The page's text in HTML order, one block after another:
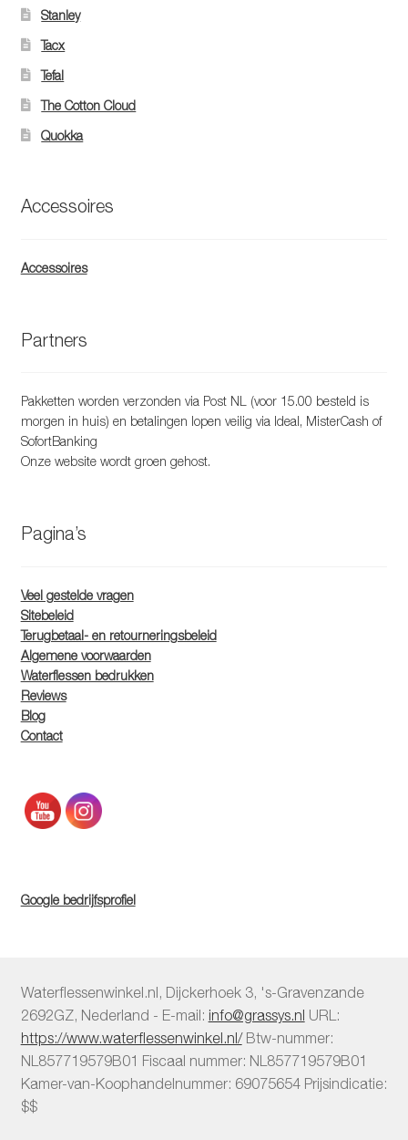
Stanley
Tacx
Tefal
The Cotton Cloud
Quokka
Accessoires
Accessoires
Partners
Pakketten worden verzonden via Post NL (voor 15.00 besteld is
morgen in huis) en betalingen lopen veilig via Ideal, MisterCash of
SofortBanking
Onze website wordt groen gehost.
Pagina’s
Veel gestelde vragen
Sitebeleid
Terugbetaal- en retourneringsbeleid
Algemene voorwaarden
Waterflessen bedrukken
Reviews
Blog
Contact
Google bedrijfsprofiel
Waterflessenwinkel.nl, Dijckerhoek 3, 's-Gravenzande
2692GZ, Nederland - E-mail: info@grassys.nl URL:
https://www.waterflessenwinkel.nl/ Btw-nummer:
NL857719579B01 Fiscaal nummer: NL857719579B01
Kamer-van-Koophandelnummer: 69075654 Prijsindicatie:
$$